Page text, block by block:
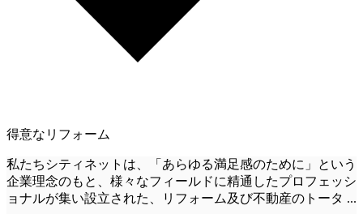
得意なリフォーム
私たちシティネットは、「あらゆる満足感のために」という
企業理念のもと、様々なフィールドに精通したプロフェッシ
ョナルが集い設立された、リフォーム及び不動産のトータ ...